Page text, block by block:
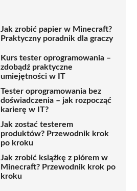
Jak zrobić papier w Minecraft?
Praktyczny poradnik dla graczy
Kurs tester oprogramowania –
zdobądź praktyczne
umiejętności w IT
Tester oprogramowania bez
doświadczenia – jak rozpocząć
karierę w IT?
Jak zostać testerem
produktów? Przewodnik krok
po kroku
Jak zrobić książkę z piórem w
Minecraft? Przewodnik krok po
kroku